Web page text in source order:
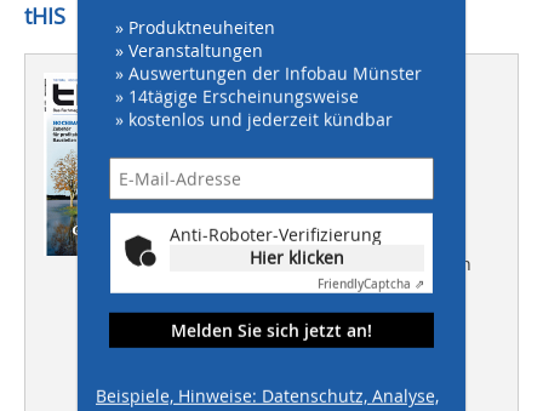
tHIS
Dieser Artikel erschien in
THIS 03/2012
IFAT ENTSORGA
Gemeinsam für die Umwelt
HOCHBAU
Zubehör für profitable Baustellen
TIEFBAU
Innovative Entwässerung
Interview Econstra 2012
» Produktneuheiten
» Veranstaltungen
» Auswertungen der Infobau Münster
» 14tägige Erscheinungsweise
» kostenlos und jederzeit kündbar
Anti-Roboter-Verifizierung
Hier klicken
FriendlyCaptcha ⇗
Melden Sie sich jetzt an!
Beispiele, Hinweise: Datenschutz, Analyse,